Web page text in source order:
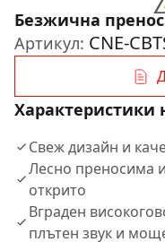
Безжична
Артикул: CNE-
Характеристики
Свеж дизайн и
Лесно преносима
открито
Вграден
плътен звук и